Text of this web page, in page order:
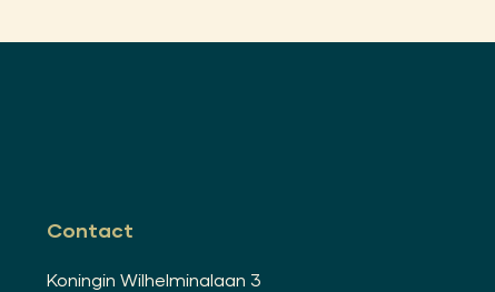
Contact
Koningin Wilhelminalaan 3